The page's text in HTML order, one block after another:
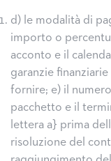
d) le modalità di
importo o
acconto e il
garanzie
fornire; e) il
pacchetto e il
lettera a} prima
risoluzione del